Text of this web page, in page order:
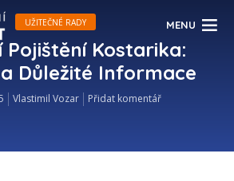
MENU
UŽITEČNÉ RADY
Pojištění Kostarika:
Důležité Informace
Vlastimil Vozar Přidat komentář